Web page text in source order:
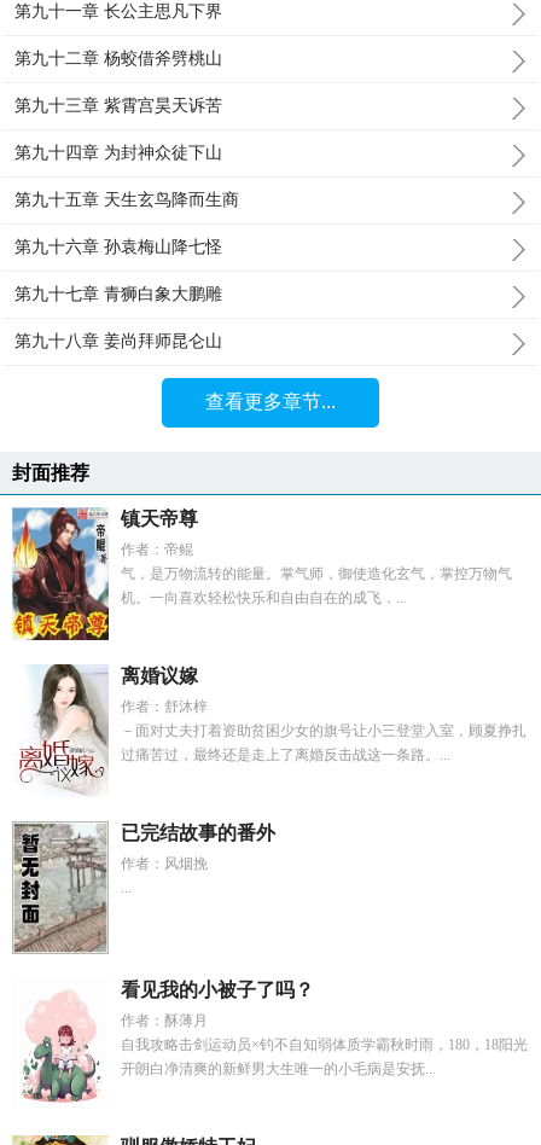
第九十一章 长公主思凡下界
第九十二章 杨蛟借斧劈桃山
第九十三章 紫霄宫昊天诉苦
第九十四章 为封神众徒下山
第九十五章 天生玄鸟降而生商
第九十六章 孙袁梅山降七怪
第九十七章 青狮白象大鹏雕
第九十八章 姜尚拜师昆仑山
查看更多章节...
封面推荐
镇天帝尊
作者：帝鲲
气，是万物流转的能量。掌气师，御使造化玄气，掌控万物气
机。一向喜欢轻松快乐和自由自在的成飞，...
离婚议嫁
作者：舒沐梓
－面对丈夫打着资助贫困少女的旗号让小三登堂入室，顾夏挣扎
过痛苦过，最终还是走上了离婚反击战这一条路。...
已完结故事的番外
作者：风烟挽
...
看见我的小被子了吗？
作者：酥薄月
自我攻略击剑运动员×钓不自知弱体质学霸秋时雨，180，18阳光
开朗白净清爽的新鲜男大生唯一的小毛病是安抚...